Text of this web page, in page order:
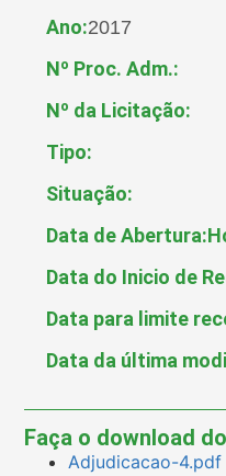
Ano:2017
Nº Proc. Adm.:
Nº da Licitação:
Tipo:
Situação:
Data de Abertura:
Data do Inicio de
Data para limite
Data da última
Faça o download
Adjudicacao-4.pdf